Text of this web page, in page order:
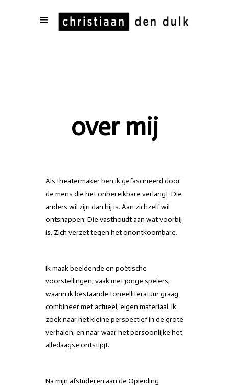
over mij
Als theatermaker ben ik gefascineerd door
de mens die het onbereikbare verlangt. Die
anders wil zijn dan hij is. Aan zichzelf wil
ontsnappen. Die vasthoudt aan wat voorbij
is. Zich verzet tegen het onontkoombare.
Ik maak beeldende en poëtische
voorstellingen, vaak met jonge spelers,
waarin ik bestaande toneelliteratuur graag
combineer met actueel, eigen materiaal. Ik
zoek naar het kleine perspectief in de grote
verhalen, en naar waar het persoonlijke het
alledaagse ontstijgt.
Na mijn afstuderen aan de Opleiding